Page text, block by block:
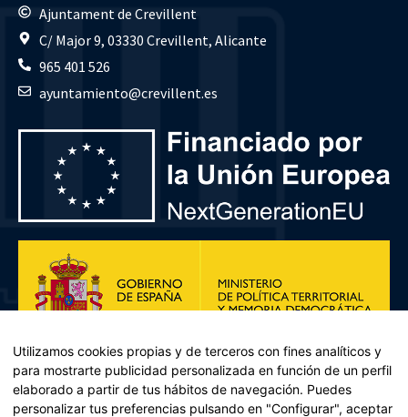
Ajuntament de Crevillent
C/ Major 9, 03330 Crevillent, Alicante
965 401 526
ayuntamiento@crevillent.es
Utilizamos cookies propias y de terceros con fines analíticos y
para mostrarte publicidad personalizada en función de un perfil
elaborado a partir de tus hábitos de navegación. Puedes
personalizar tus preferencias pulsando en "Configurar", aceptar